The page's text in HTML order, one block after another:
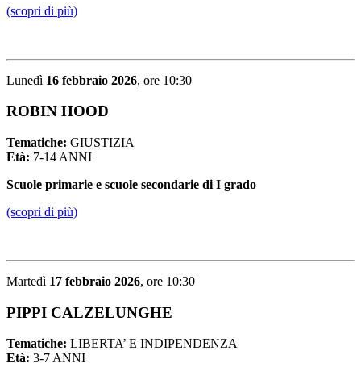
(scopri di più)
Lunedì 16 febbraio 2026, ore 10:30
ROBIN HOOD
Tematiche: GIUSTIZIA
Età: 7-14 ANNI
Scuole primarie e scuole secondarie di I grado
(scopri di più)
Martedì 17 febbraio 2026, ore 10:30
PIPPI CALZELUNGHE
Tematiche: LIBERTA’ E INDIPENDENZA
Età: 3-7 ANNI